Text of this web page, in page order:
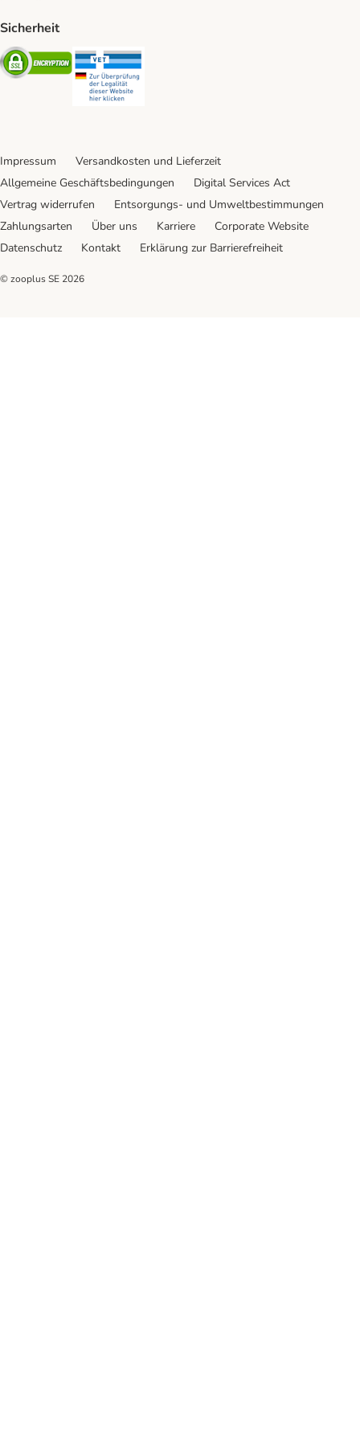
Sicherheit
Security
Impressum
Versandkosten und Lieferzeit
Allgemeine Geschäftsbedingungen
Digital Services Act
Vertrag widerrufen
Entsorgungs- und Umweltbestimmungen
Zahlungsarten
Über uns Karriere
Corporate Website
Datenschutz
Kontakt Erklärung zur Barrierefreiheit
© zooplus SE 2026